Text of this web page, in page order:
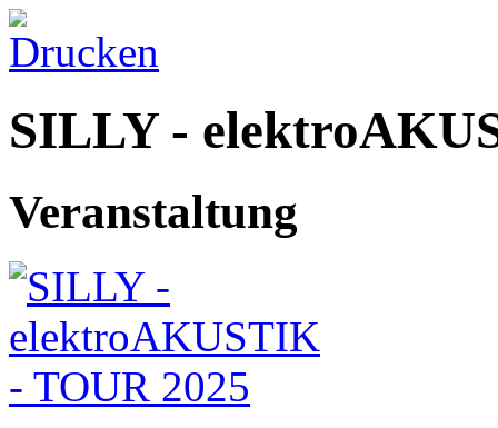
SILLY -
Veranstaltung